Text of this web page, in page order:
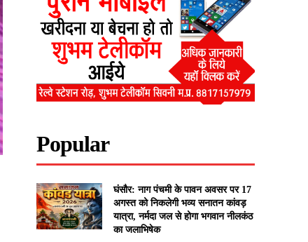
Popular
घंसौर: नाग पंचमी के पावन अवसर पर 17
अगस्त को निकलेगी भव्य सनातन कांवड़
यात्रा, नर्मदा जल से होगा भगवान नीलकंठ
का जलाभिषेक